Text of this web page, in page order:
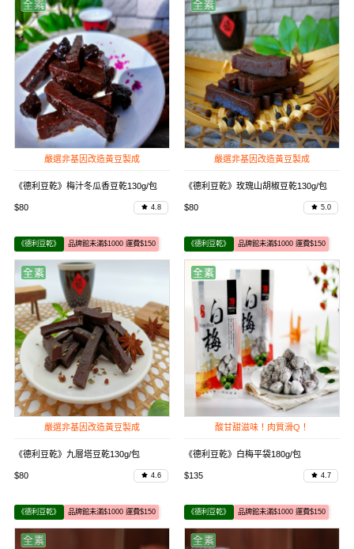
嚴選非基因改造黃豆製成
《德利豆乾》梅汁冬瓜香豆乾130g/包
$80 4.8
嚴選非基因改造黃豆製成
《德利豆乾》玫瑰山胡椒豆乾130g/包
$80 5.0
《德利豆乾》 品牌館未滿$1000 運費$150
嚴選非基因改造黃豆製成
《德利豆乾》九層塔豆乾130g/包
$80 4.6
《德利豆乾》 品牌館未滿$1000 運費$150
酸甘甜滋味！肉質滑Q！
《德利豆乾》白梅平袋180g/包
$135 4.7
《德利豆乾》 品牌館未滿$1000 運費$150 《德利豆乾》 品牌館未滿$1000 運費$150